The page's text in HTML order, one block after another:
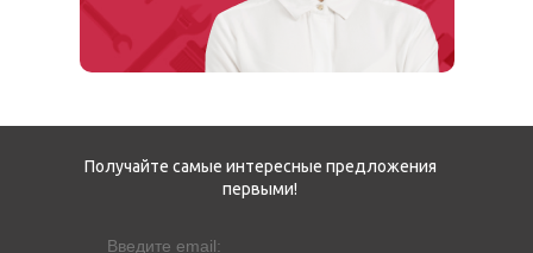
Получайте самые интересные предложения
первыми!